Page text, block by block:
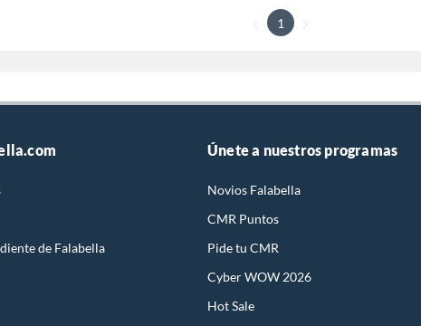
1
de Falabella
Únete a nuestros programas
Novios Falabella
CMR Puntos
Pide tu CMR
Cyber WOW 2026
Hot Sale